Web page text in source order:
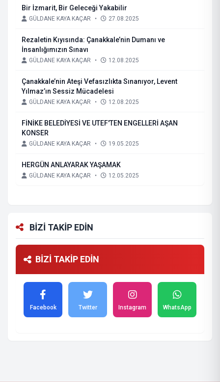
Bir İzmarit, Bir Geleceği Yakabilir
GÜLDANE KAYA KAÇAR • 27.08.2025
Rezaletin Kıyısında: Çanakkale’nin Dumanı ve
İnsanlığımızın Sınavı
GÜLDANE KAYA KAÇAR • 12.08.2025
Çanakkale’nin Ateşi Vefasızlıkta Sınanıyor, Levent
Yılmaz’ın Sessiz Mücadelesi
GÜLDANE KAYA KAÇAR • 12.08.2025
FİNİKE BELEDİYESİ VE UTEF'TEN ENGELLERİ AŞAN
KONSER
GÜLDANE KAYA KAÇAR • 19.05.2025
HERGÜN ANLAYARAK YAŞAMAK
GÜLDANE KAYA KAÇAR • 12.05.2025
BİZİ TAKİP EDİN
BİZİ TAKİP EDİN
Facebook Twitter Instagram WhatsApp